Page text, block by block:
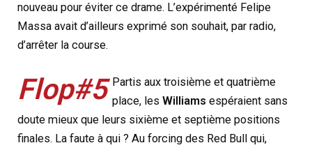
nouveau pour éviter ce drame. L’expérimenté Felipe
Massa avait d’ailleurs exprimé son souhait, par radio,
d’arrêter la course.
Flop#5 Partis aux troisième et quatrième
place, lesWilliams espéraient sans
doute mieux que leurs sixième et septième positions
finales. La faute à qui ? Au forcing des Red Bull qui,